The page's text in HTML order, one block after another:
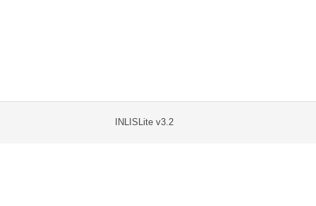
INLISLite v3.2